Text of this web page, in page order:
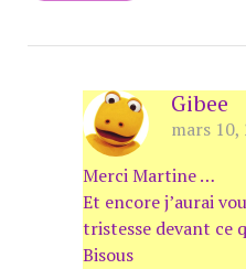
Gibee
mars 10,
Merci Martine …
Et encore j’aurai
tristesse devant ce
Bisous